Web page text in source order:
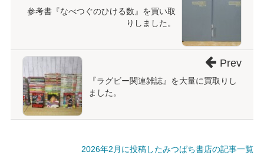
参考書『なべつぐのひける数』を買い取
りしました。
『ラグビー関連雑誌』を大量に買取りし
ました。
Prev
2026年2月に投稿したみつばち書店の記事一覧